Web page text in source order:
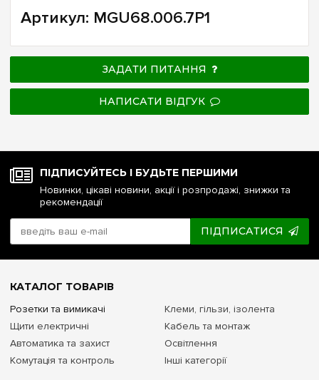
Артикул: MGU68.006.7P1
ЗАДАТИ ПИТАННЯ
НАПИСАТИ ВІДГУК
ПІДПИСУЙТЕСЬ І БУДЬТЕ ПЕРШИМИ
Новинки, цікаві новини, акції і розпродажі, знижки та
рекомендації
ПІДПИСАТИСЯ
КАТАЛОГ ТОВАРІВ
Розетки та вимикачі
Щити електричні
Автоматика та захист
Комутація та контроль
Клеми, гільзи, ізолента
Кабель та монтаж
Освітлення
Інші категорії